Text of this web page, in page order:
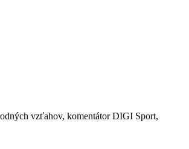
vzťahov, komentátor DIGI Sport,